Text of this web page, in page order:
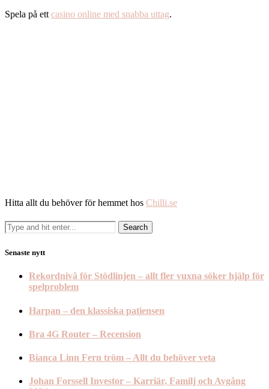
Spela på ett casino online med snabba uttag.
Hitta allt du behöver för hemmet hos Chilli.se
Senaste nytt
Rekordnivå för Stödlinjen – allt fler vuxna söker hjälp för
spelproblem
Harpan – den klassiska patiensen
Bra 4G Router – Recension
Bianca Linn Fern tröm – Allt du behöver veta
Johan Forssell Investor – Karriär, Familj och Avgång